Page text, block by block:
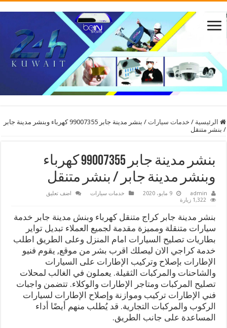
الرئيسية / خدمات سيارات /
بنشر مدينة جابر 99007355 كهرباء وبنشر مدينة جابر
/ بنشر متنقل
بنشر مدينة جابر 99007355 كهرباء
وبنشر مدينة جابر / بنشر متنقل
admin 9 مايو، 2020 خدمات سيارات
اضف تعليق
1,322 زيارة
بنشر مدينة جابر كراج متنقل كهرباء وبنش مدينة جابر خدمة
سيارات متنقلة ومميزة مقدمة لجميع العملاء تبديل تواير
بطاريات تصليح السيارات امام المنزل وعلى الطريق اطلب
خدمة كراجي الان ليصلك اقرب بشر من موقع, يقوم فنيو
الإطارات بإصلاح وتركيب الإطارات على السيارات
والشاحنات والمركبات الثقيلة. يعملون في الغالب لمحلات
تصليح المركبات ومتاجر الإطارات والوكلاء. تتضمن واجبات
فني الإطارات تركيب وموازنة وإصلاح الإطارات لسيارات
الركوب والمركبات التجارية. قد يُطلب منهم أيضًا أداء
المساعدة على جانب الطريق.